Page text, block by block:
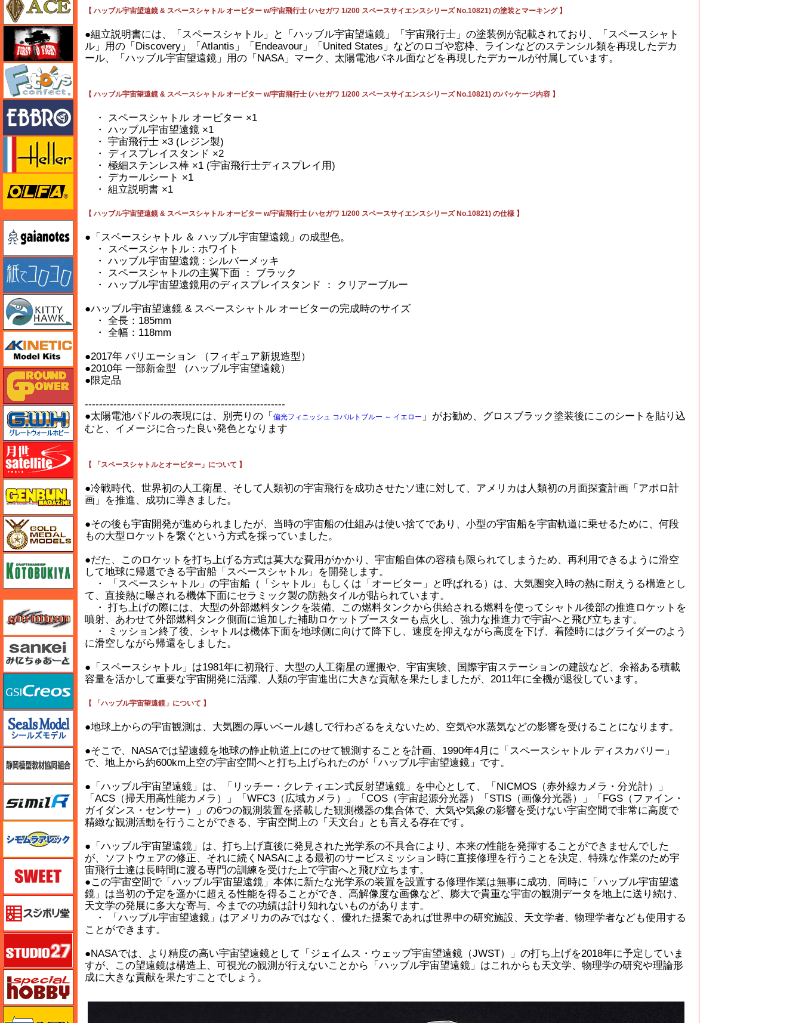
【 ハッブル宇宙望遠鏡 & スペースシャトル オービター w/宇宙飛行士 (ハセガワ 1/200 スペースサイエンスシリーズ No.10821) の塗装とマーキング 】
●組立説明書には、「スペースシャトル」と「ハッブル宇宙望遠鏡」「宇宙飛行士」の塗装例が記載されており、「スペースシャト
ル」用の「Discovery」「Atlantis」「Endeavour」「United States」などのロゴや窓枠、ラインなどのステンシル類を再現したデカ
ール、「ハッブル宇宙望遠鏡」用の「NASA」マーク、太陽電池パネル面などを再現したデカールが付属しています。
【 ハッブル宇宙望遠鏡 & スペースシャトル オービター w/宇宙飛行士 (ハセガワ 1/200 スペースサイエンスシリーズ No.10821) のパッケージ内容 】
・ スペースシャトル オービター ×1
・ ハッブル宇宙望遠鏡 ×1
・ 宇宙飛行士 ×3 (レジン製)
・ ディスプレイスタンド ×2
・ 極細ステンレス棒 ×1 (宇宙飛行士ディスプレイ用)
・ デカールシート ×1
・ 組立説明書 ×1
【 ハッブル宇宙望遠鏡 & スペースシャトル オービター w/宇宙飛行士 (ハセガワ 1/200 スペースサイエンスシリーズ No.10821) の仕様 】
●「スペースシャトル ＆ ハッブル宇宙望遠鏡」の成型色。
・ スペースシャトル : ホワイト
・ ハッブル宇宙望遠鏡 : シルバーメッキ
・ スペースシャトルの主翼下面 ： ブラック
・ ハッブル宇宙望遠鏡用のディスプレイスタンド ： クリアーブルー
●ハッブル宇宙望遠鏡 & スペースシャトル オービターの完成時のサイズ
・ 全長：185mm
・ 全幅：118mm
●2017年 バリエーション （フィギュア新規造型）
●2010年 一部新金型 （ハッブル宇宙望遠鏡）
●限定品
--------------------------------------------------------
●太陽電池パドルの表現には、別売りの「 偏光フィニッシュ コバルトブルー ～ イエロー 」がお勧め、グロスブラック塗装後にこのシートを貼り込
むと、イメージに合った良い発色となります
【 「スペースシャトルとオービター」について 】
●冷戦時代、世界初の人工衛星、そして人類初の宇宙飛行を成功させたソ連に対して、アメリカは人類初の月面探査計画「アポロ計
画」を推進、成功に導きました。
●その後も宇宙開発が進められましたが、当時の宇宙船の仕組みは使い捨てであり、小型の宇宙船を宇宙軌道に乗せるために、何段
もの大型ロケットを繋ぐという方式を採っていました。
●だた、このロケットを打ち上げる方式は莫大な費用がかかり、宇宙船自体の容積も限られてしまうため、再利用できるように滑空
して地球に帰還できる宇宙船「スペースシャトル」を開発します。
・ 「スペースシャトル」の宇宙船（「シャトル」もしくは「オービター」と呼ばれる）は、大気圏突入時の熱に耐えうる構造とし
て、直接熱に曝される機体下面にセラミック製の防熱タイルが貼られています。
・ 打ち上げの際には、大型の外部燃料タンクを装備、この燃料タンクから供給される燃料を使ってシャトル後部の推進ロケットを
噴射、あわせて外部燃料タンク側面に追加した補助ロケットブースターも点火し、強力な推進力で宇宙へと飛び立ちます。
・ ミッション終了後、シャトルは機体下面を地球側に向けて降下し、速度を抑えながら高度を下げ、着陸時にはグライダーのよう
に滑空しながら帰還をしました。
●「スペースシャトル」は1981年に初飛行、大型の人工衛星の運搬や、宇宙実験、国際宇宙ステーションの建設など、余裕ある積載
容量を活かして重要な宇宙開発に活躍、人類の宇宙進出に大きな貢献を果たしましたが、2011年に全機が退役しています。
【 「ハッブル宇宙望遠鏡」について 】
●地球上からの宇宙観測は、大気圏の厚いベール越しで行わざるをえないため、空気や水蒸気などの影響を受けることになります。
●そこで、NASAでは望遠鏡を地球の静止軌道上にのせて観測することを計画、1990年4月に「スペースシャトル ディスカバリー」
で、地上から約600km上空の宇宙空間へと打ち上げられたのが「ハッブル宇宙望遠鏡」です。
●「ハッブル宇宙望遠鏡」は、「リッチー・クレティエン式反射望遠鏡」を中心として、「NICMOS（赤外線カメラ・分光計）」
「ACS（掃天用高性能カメラ）」「WFC3（広域カメラ）」「COS（宇宙起源分光器）「STIS（画像分光器）」「FGS（ファイン・
ガイダンス・センサー）」の6つの観測装置を搭載した観測機器の集合体で、大気や気象の影響を受けない宇宙空間で非常に高度で
精緻な観測活動を行うことができる、宇宙空間上の「天文台」とも言える存在です。
●「ハッブル宇宙望遠鏡」は、打ち上げ直後に発見された光学系の不具合により、本来の性能を発揮することができませんでした
が、ソフトウェアの修正、それに続くNASAによる最初のサービスミッション時に直接修理を行うことを決定、特殊な作業のため宇
宙飛行士達は長時間に渡る専門の訓練を受けた上で宇宙へと飛び立ちます。
●この宇宙空間で「ハッブル宇宙望遠鏡」本体に新たな光学系の装置を設置する修理作業は無事に成功、同時に「ハッブル宇宙望遠
鏡」は当初の予定を遥かに超える性能を得ることができ、高解像度な画像など、膨大で貴重な宇宙の観測データを地上に送り続け、
天文学の発展に多大な寄与、今までの功績は計り知れないものがあります。
・ 「ハッブル宇宙望遠鏡」はアメリカのみではなく、優れた提案であれば世界中の研究施設、天文学者、物理学者なども使用する
ことができます。
●NASAでは、より精度の高い宇宙望遠鏡として「ジェイムス・ウェッブ宇宙望遠鏡（JWST）」の打ち上げを2018年に予定していま
すが、この望遠鏡は構造上、可視光の観測が行えないことから「ハッブル宇宙望遠鏡」はこれからも天文学、物理学の研究や理論形
成に大きな貢献を果たすことでしょう。
エレール
オルファ
紙でコロコロ
キネテック
ガリレオ出版 グランドパワー
グレートウォールホビー
ゲンブンマガジン
ゴールドメダルモデルズ
コトブキヤ
サイバーホビー
さんけい みにちゅあーと
GSIクレオス
静岡模型協同組合
シミラー（similR）
シモムラアレック
スイート（SWEET）
スジボリ堂
スタジオ27・タブデザイン
スペシャルホビー